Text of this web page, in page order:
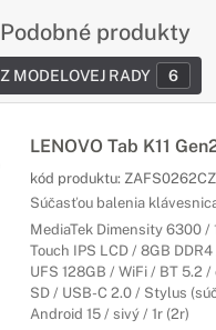
Podobné produkty
Z MODELOVEJ RADY 6
LENOVO Tab K11
kód produktu: ZAFS0262CZ
Súčasťou balenia
MediaTek Dimensity 6300 /
Touch IPS LCD / 8GB
UFS 128GB / WiFi / BT 5.2
SD / USB-C 2.0 / Stylus
Android 15 / sivý / 1r (2r)